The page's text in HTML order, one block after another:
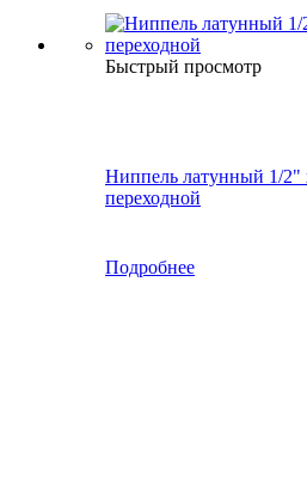
Быстрый просмотр
Ниппель латунный 1/2"
переходной
Подробнее